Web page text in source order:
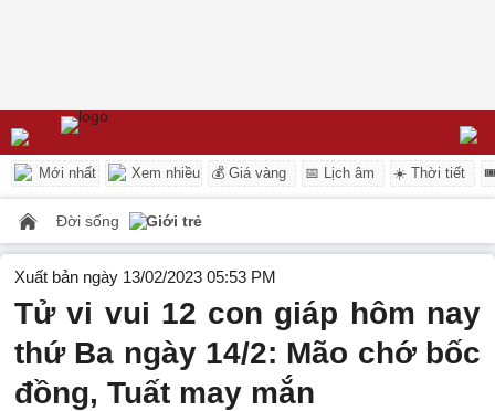
Mới nhất Xem nhiều 💰 Giá vàng 📅 Lịch âm ☀️ Thời tiết
Đời sống Giới trẻ
Xuất bản ngày 13/02/2023 05:53 PM
Tử vi vui 12 con giáp hôm nay
thứ Ba ngày 14/2: Mão chớ bốc
đồng, Tuất may mắn